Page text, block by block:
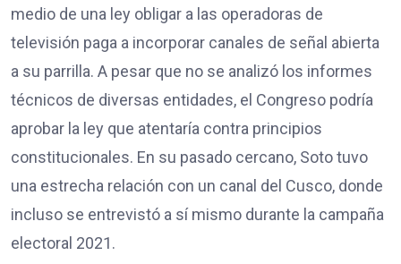
medio de una ley obligar a las operadoras de
televisión paga a incorporar canales de señal abierta
a su parrilla. A pesar que no se analizó los informes
técnicos de diversas entidades, el Congreso podría
aprobar la ley que atentaría contra principios
constitucionales. En su pasado cercano, Soto tuvo
una estrecha relación con un canal del Cusco, donde
incluso se entrevistó a sí mismo durante la campaña
electoral 2021.